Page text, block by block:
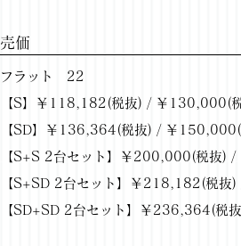
​売価
フラット 22
【S】￥118,182(税抜) / ￥130,000(
【SD】￥136,364(税抜) / ￥150,000(
【S+S 2台セット】￥200,000(税抜)
【S+SD 2台セット】￥218,182(税
【SD+SD 2台セット】￥236,364(税